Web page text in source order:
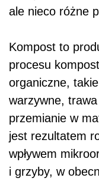
ale nieco różne
Kompost to
procesu
organiczne,
warzywne,
przemianie w
jest rezultatem
wpływem
i grzyby, w